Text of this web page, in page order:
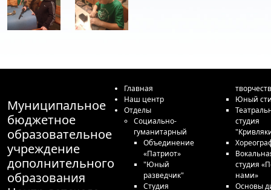
Муниципальное
бюджетное
образовательное
учреждение
дополнительного
образования
Главная
Наш центр
Отделы
Социально-
гуманитарный
Объединение
«Патриот»
"Юный
разведчик"
Студия
Юный
студия
студия
нами»
Основы